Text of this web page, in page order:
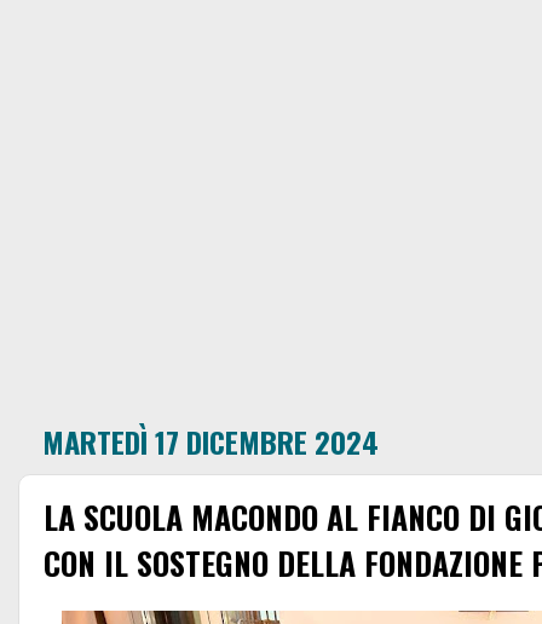
MARTEDÌ 17 DICEMBRE 2024
LA SCUOLA MACONDO AL FIANCO DI
CON IL SOSTEGNO DELLA FONDAZIONE